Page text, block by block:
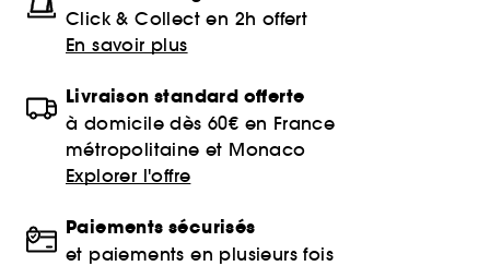
Click & Collect en 2h offert
En savoir plus
Livraison standard offerte
à domicile dès 60€ en France
métropolitaine et Monaco
Explorer l'offre
Paiements sécurisés
et paiements en plusieurs fois